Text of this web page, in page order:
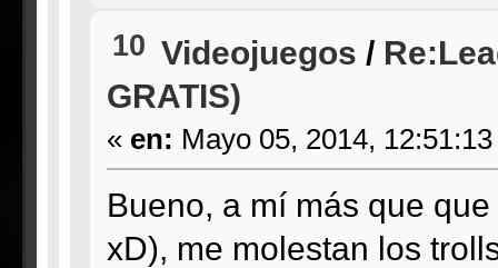
10 Videojuegos /
GRATIS)
« en: Mayo 05, 2014,
Bueno, a mí más que
xD), me molestan los